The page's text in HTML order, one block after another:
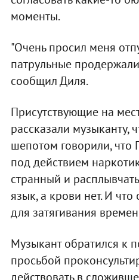
моменты.
"Очень просил меня
патрульные
сообщил Диля.
Присутствующие на
рассказали музыканту,
шепотом говорили, что
под действием
странный и
язык, а крови нет. И
для затягивания
Музыкант обратился к
просьбой
действовать в